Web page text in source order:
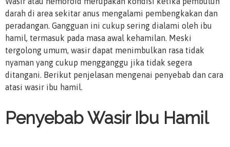
darah di area sekitar anus mengalami pembengkakan dan
peradangan. Gangguan ini cukup sering dialami oleh ibu
hamil, termasuk pada masa awal kehamilan. Meski
tergolong umum, wasir dapat menimbulkan rasa tidak
nyaman yang cukup mengganggu jika tidak segera
ditangani. Berikut penjelasan mengenai penyebab dan cara
atasi wasir ibu hamil.
Penyebab Wasir Ibu Hamil